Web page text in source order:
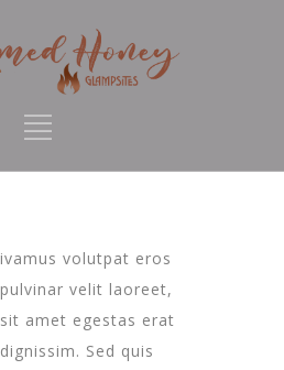
ivamus volutpat eros
pulvinar velit laoreet,
sit amet egestas erat
dignissim. Sed quis